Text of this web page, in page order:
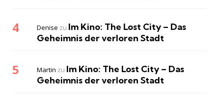
Denise zu Im Kino: The Lost City – Das
Geheimnis der verloren Stadt
Martin zu Im Kino: The Lost City – Das
Geheimnis der verloren Stadt